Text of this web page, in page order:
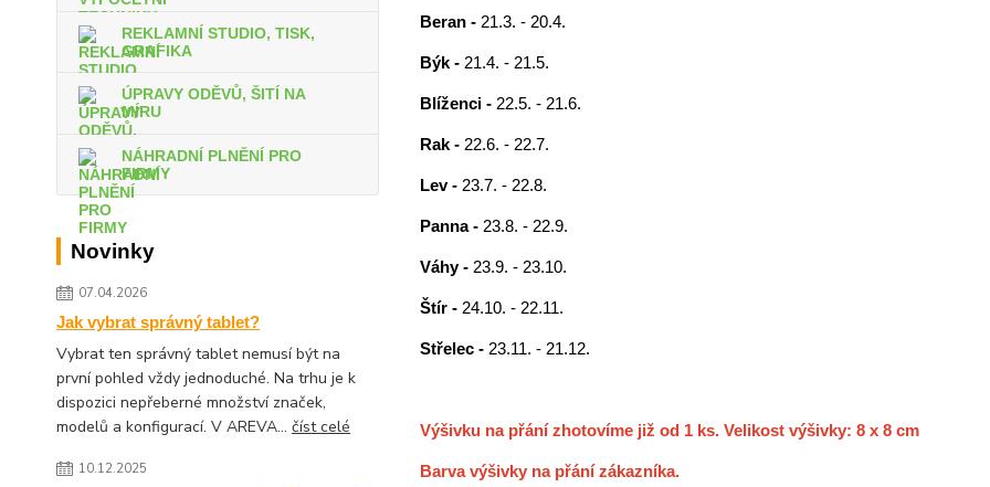
REKLAMNÍ STUDIO, TISK,
GRAFIKA
ÚPRAVY ODĚVŮ, ŠITÍ NA
MÍRU
NÁHRADNÍ PLNĚNÍ PRO
FIRMY
Novinky
07.04.2026
Jak vybrat správný tablet?
Vybrat ten správný tablet nemusí být na
první pohled vždy jednoduché. Na trhu je k
dispozici nepřeberné množství značek,
modelů a konfigurací. V AREVA...číst celé
10.12.2025
Beran - 21.3. - 20.4.
Býk - 21.4. - 21.5.
Blíženci - 22.5. - 21.6.
Rak - 22.6. - 22.7.
Lev - 23.7. - 22.8.
Panna - 23.8. - 22.9.
Váhy - 23.9. - 23.10.
Štír - 24.10. - 22.11.
Střelec - 23.11. - 21.12.
Výšivku na přání zhotovíme již od 1 ks. Velikost výšivky: 8 x 8 cm
Barva výšivky na přání zákazníka.